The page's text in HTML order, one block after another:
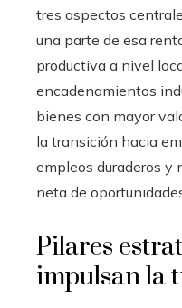
tres aspectos
una parte de esa
productiva a nivel
encadenamientos
bienes con mayor
la transición hacia
empleos duraderos y
neta de
Pilares
impulsan la